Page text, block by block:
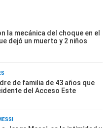
la mecánica del choque en el
dejó un muerto y 2 niños
de familia de 43 años que
del Acceso Este